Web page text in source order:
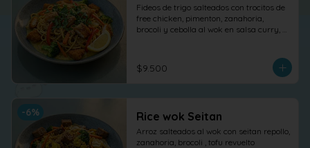
Fideos de trigo salteados con trocitos de
free chicken, pimenton, zanahoria,
brocoli y cebolla al wok en salsa curry,
$9.500
-6% Rice wok Seitan
Arroz salteados al wok con seitan repollo,
zanahoria, brocoli , tofu revuelto